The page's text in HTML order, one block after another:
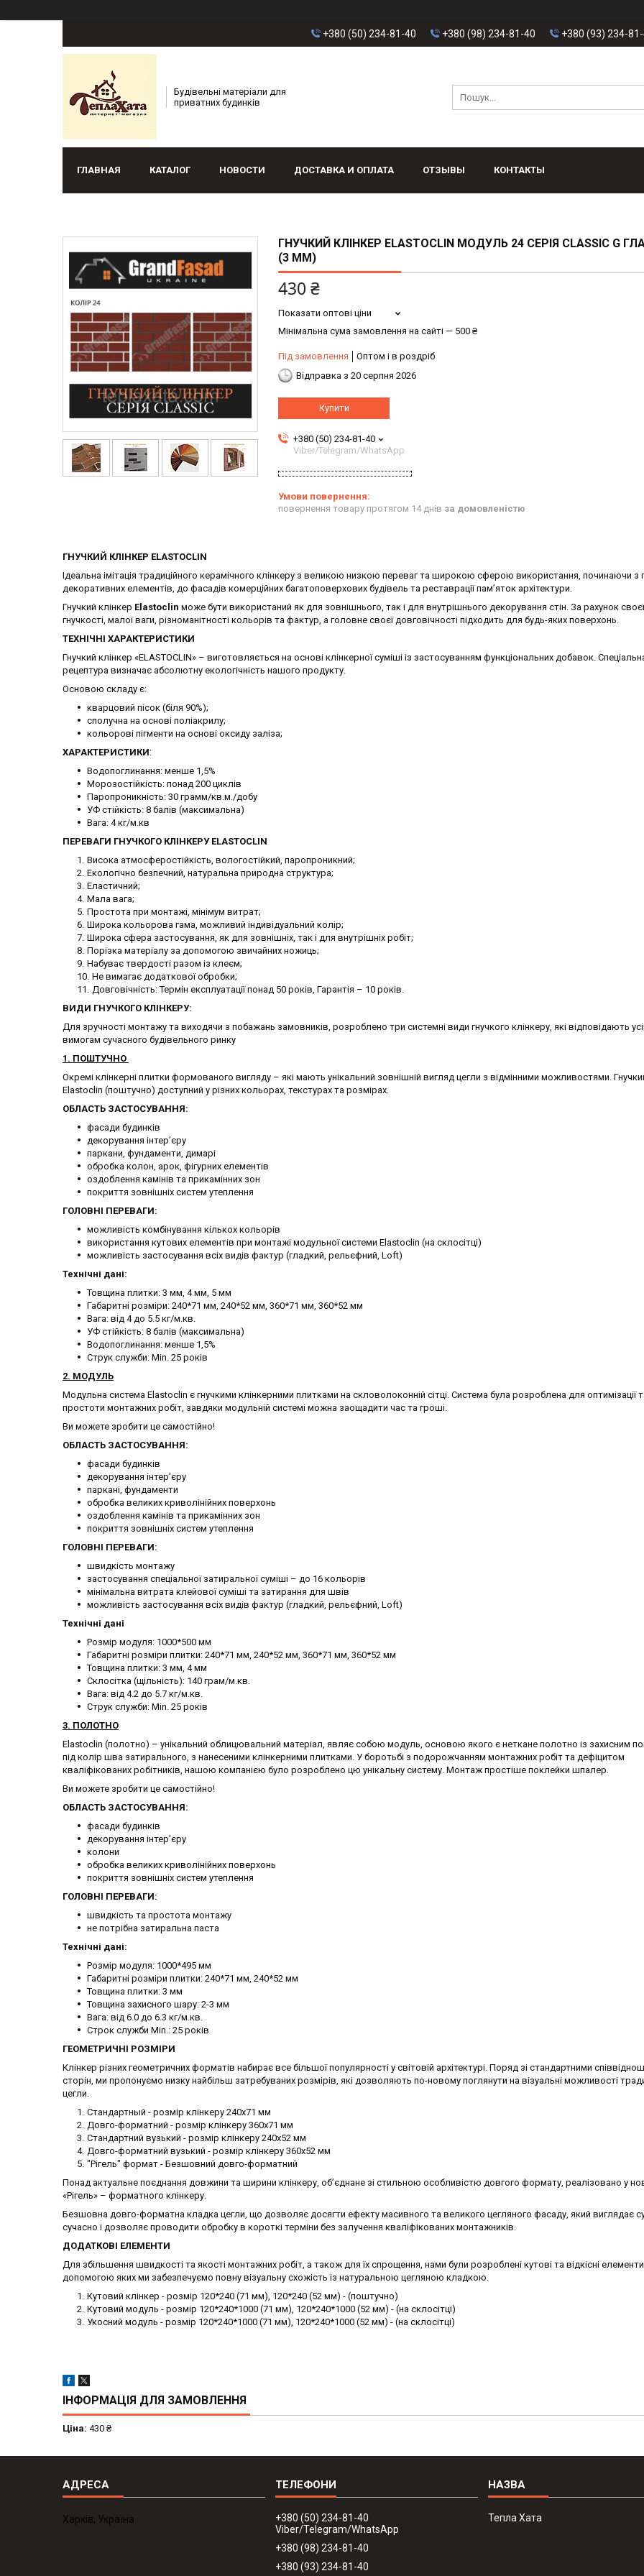
+380 (50) 234-81-40 +380 (98) 234-81-40 +380 (93) 234-
Будівельні матеріали для
приватних будинків
ГЛАВНАЯ КАТАЛОГ НОВОСТИ ДОСТАВКА И ОПЛАТА ОТЗЫВЫ КОНТАКТЫ
ГНУЧКИЙ КЛІНКЕР ELASTOCLIN МОДУЛЬ 24 СЕРІЯ CLASSIC G
(3 ММ)
430 ₴
Показати оптові ціни
Мінімальна сума замовлення на сайті — 500 ₴
Під замовлення
Оптом і в роздріб
Відправка з 20 серпня 2026
Купити
+380 (50) 234-81-40
Viber/Telegram/WhatsApp
повернення товару протягом 14 днів за домовленістю
ГНУЧКИЙ КЛІНКЕР ELASTOCLIN
Ідеальна імітація традиційного керамічного клінкеру з великою низкою переваг та широкою сферою використання, починаючи з
декоративних елементів, до фасадів комерційних багатоповерхових будівель та реставрації пам’яток архітектури.
Гнучкий клінкер Elastoclin може бути використаний як для зовнішнього, так і для внутрішнього декорування стін. За рахунок своєї
гнучкості, малої ваги, різноманітності кольорів та фактур, а головне своєї довговічності підходить для будь-яких поверхонь.
ТЕХНІЧНІ ХАРАКТЕРИСТИКИ
Гнучкий клінкер «ELASTOCLIN» – виготовляється на основі клінкерної суміші із застосуванням функціональних добавок.
рецептура визначає абсолютну екологічність нашого продукту.
Основою складу є:
кварцовий пісок (біля 90%);
сполучна на основі поліакрилу;
кольорові пігменти на основі оксиду заліза;
ХАРАКТЕРИСТИКИ:
Водопоглинання: менше 1,5%
Морозостійкість: понад 200 циклів
Паропроникність: 30 грамм/кв.м./добу
УФ стійкість: 8 балів (максимальна)
Вага: 4 кг/м.кв
ПЕРЕВАГИ ГНУЧКОГО КЛІНКЕРУ ELASTOCLIN
Висока атмосферостійкість, вологостійкий, паропроникний;
Екологічно безпечний, натуральна природна структура;
Еластичний;
Мала вага;
Простота при монтажі, мінімум витрат;
Широка кольорова гама, можливий індивідуальний колір;
Широка сфера застосування, як для зовнішніх, так і для внутрішніх робіт;
Порізка матеріалу за допомогою звичайних ножиць;
Набуває твердості разом із клеєм;
Не вимагає додаткової обробки;
Довговічність: Термін експлуатації понад 50 років, Гарантія – 10 років.
ВИДИ ГНУЧКОГО КЛІНКЕРУ:
Для зручності монтажу та виходячи з побажань замовників, розроблено три системні види гнучкого клінкеру, які відповідають
вимогам сучасного будівельного ринку
1. ПОШТУЧНО
Окремі клінкерні плитки формованого вигляду – які мають унікальний зовнішній вигляд цегли з відмінними можливостями.
Elastoclin (поштучно) доступний у різних кольорах, текстурах та розмірах.
ОБЛАСТЬ ЗАСТОСУВАННЯ:
фасади будинків
декорування інтер’єру
паркани, фундаменти, димарі
обробка колон, арок, фігурних елементів
оздоблення камінів та прикамінних зон
покриття зовнішніх систем утеплення
ГОЛОВНІ ПЕРЕВАГИ:
можливість комбінування кількох кольорів
використання кутових елементів при монтажі модульної системи Elastoclin (на склосітці)
можливість застосування всіх видів фактур (гладкий, рельєфний, Loft)
Технічні дані:
Товщина плитки: 3 мм, 4 мм, 5 мм
Габаритні розміри: 240*71 мм, 240*52 мм, 360*71 мм, 360*52 мм
Вага: від 4 до 5.5 кг/м.кв.
УФ стійкість: 8 балів (максимальна)
Водопоглинання: менше 1,5%
Струк служби: Min. 25 років
2. МОДУЛЬ
Модульна система Elastoclin є гнучкими клінкерними плитками на скловолоконній сітці. Система була розроблена для оптимізації
простоти монтажних робіт, завдяки модульній системі можна заощадити час та гроші.
Ви можете зробити це самостійно!
ОБЛАСТЬ ЗАСТОСУВАННЯ:
фасади будинків
декорування інтер’єру
паркані, фундаменти
обробка великих криволінійних поверхонь
оздоблення камінів та прикамінних зон
покриття зовнішніх систем утеплення
ГОЛОВНІ ПЕРЕВАГИ:
швидкість монтажу
застосування спеціальної затиральної суміші – до 16 кольорів
мінімальна витрата клейової суміші та затирання для швів
можливість застосування всіх видів фактур (гладкий, рельєфний, Loft)
Технічні дані
Розмір модуля: 1000*500 мм
Габаритні розміри плитки: 240*71 мм, 240*52 мм, 360*71 мм, 360*52 мм
Товщина плитки: 3 мм, 4 мм
Склосітка (щільність): 140 грам/м.кв.
Вага: від 4.2 до 5.7 кг/м.кв.
Струк служби: Min. 25 років
3. ПОЛОТНО
Elastoclin (полотно) – унікальний облицювальний матеріал, являє собою модуль, основою якого є неткане полотно із захисним
під колір шва затирального, з нанесеними клінкерними плитками. У боротьбі з подорожчанням монтажних робіт та дефіцитом
кваліфікованих робітників, нашою компанією було розроблено цю унікальну систему. Монтаж простіше поклейки шпалер.
Ви можете зробити це самостійно!
ОБЛАСТЬ ЗАСТОСУВАННЯ:
фасади будинків
декорування інтер’єру
колони
обробка великих криволінійних поверхонь
покриття зовнішніх систем утеплення
ГОЛОВНІ ПЕРЕВАГИ:
швидкість та простота монтажу
не потрібна затиральна паста
Технічні дані:
Розмір модуля: 1000*495 мм
Габаритні розміри плитки: 240*71 мм, 240*52 мм
Товщина плитки: 3 мм
Товщина захисного шару: 2-3 мм
Вага: від 6.0 до 6.3 кг/м.кв.
Строк служби Min.: 25 років
ГЕОМЕТРИЧНІ РОЗМІРИ
Клінкер різних геометричних форматів набирає все більшої популярності у світовій архітектурі. Поряд зі стандартними
сторін, ми пропонуємо низку найбільш затребуваних розмірів, які дозволяють по-новому поглянути на візуальні можливості
цегли.
Стандартный - розмір клінкеру 240х71 мм
Довго-форматний - розмір клінкеру 360х71 мм
Стандартний вузький - розмір клінкеру 240х52 мм
Довго-форматний вузький - розмір клінкеру 360х52 мм
"Рігель" формат - Безшовний довго-форматний
Понад актуальне поєднання довжини та ширини клінкеру, об’єднане зі стильною особливістю довгого формату, реалізовано у
«Рігель» – форматного клінкеру.
Безшовна довго-форматна кладка цегли, що дозволяє досягти ефекту масивного та великого цегляного фасаду, який виглядає
сучасно і дозволяє проводити обробку в короткі терміни без залучення кваліфікованих монтажників.
ДОДАТКОВІ ЕЛЕМЕНТИ
Для збільшення швидкості та якості монтажних робіт, а також для їх спрощення, нами були розроблені кутові та відкісні
допомогою яких ми забезпечуємо повну візуальну схожість із натуральною цегляною кладкою.
Кутовий клінкер - розмір 120*240 (71 мм), 120*240 (52 мм) - (поштучно)
Кутовий модуль - розмір 120*240*1000 (71 мм), 120*240*1000 (52 мм) - (на склосітці)
Укосний модуль - розмір 120*240*1000 (71 мм), 120*240*1000 (52 мм) - (на склосітці)
ІНФОРМАЦІЯ ДЛЯ ЗАМОВЛЕННЯ
Ціна: 430 ₴
Харків, Україна
+380 (50) 234-81-40
Viber/Telegram/WhatsApp
+380 (98) 234-81-40
+380 (93) 234-81-40
Тепла Хата